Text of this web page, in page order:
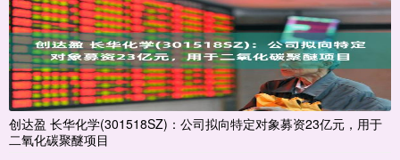
创达盈 长华化学(301518SZ)：公司拟向特定对象募资23亿元，用于
二氧化碳聚醚项目